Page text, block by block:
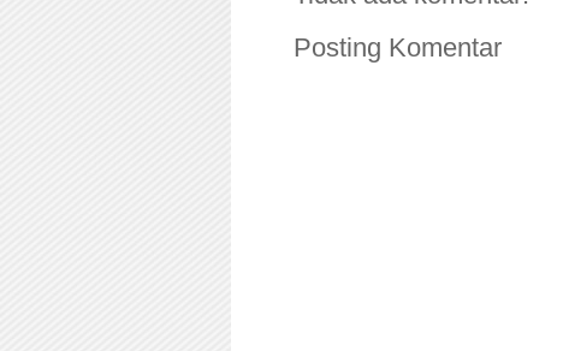
Posting Komentar